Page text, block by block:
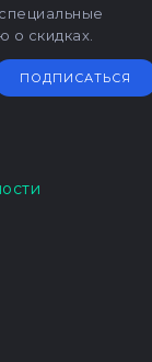
скидках.
ПОДПИСАТЬСЯ